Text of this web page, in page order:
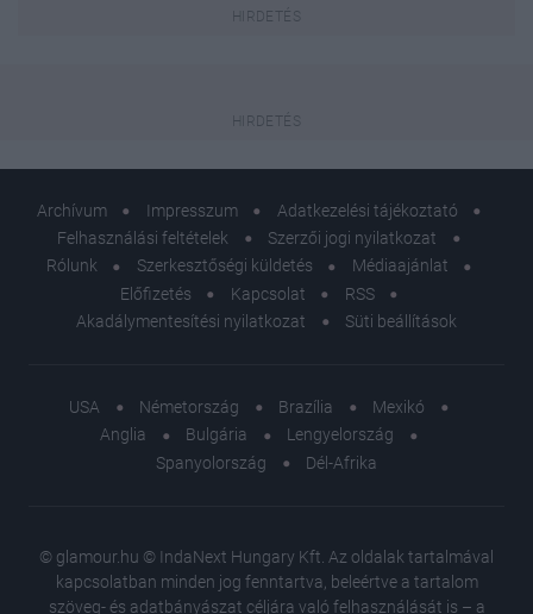
Archívum Impresszum
Adatkezelési tájékoztató
Felhasználási feltételek
Szerzői jogi nyilatkozat
Rólunk
Szerkesztőségi küldetés
Médiaajánlat
Előfizetés
Kapcsolat
RSS
Akadálymentesítési nyilatkozat
Süti beállítások
USA Németország Brazília
Mexikó
Anglia
Bulgária
Lengyelország
Spanyolország
Dél-Afrika
© glamour.hu © IndaNext Hungary Kft. Az oldalak tartalmával
kapcsolatban minden jog fenntartva, beleértve a tartalom
szöveg- és adatbányászat céljára való felhasználását is – a